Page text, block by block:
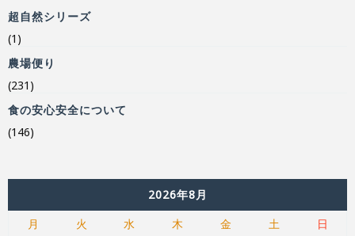
超自然シリーズ
(1)
農場便り
(231)
食の安心安全について
(146)
2026年8月
月
火 水 木 金 土 日